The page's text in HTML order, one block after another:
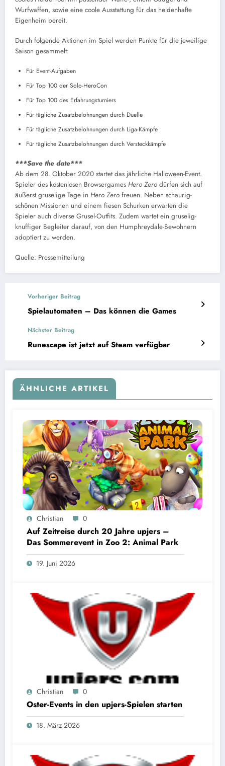
Wurfwaffen, sowie eine coole Ausstattung für das heldenhafte
Eigenheim bereit.
Durch folgende Aktionen im Spiel werden Punkte für die jeweilige
Saison gesammelt:
Für Event-Aufgaben
Für Top 100 der Solo-HeroCon
Für Top 100 des Erfahrungsturniers
Für tägliche Zusatzbelohnungen durch Duelle
Für tägliche Zusatzbelohnungen durch Liga-Kämpfe
Für tägliche Zusatzbelohnungen durch Versteckkämpfe
***Save the date***
Ab dem 28. Oktober 2020 startet das jährliche Halloween-Event.
Spieler des kostenlosen Browsergames Hero Zero dürfen sich auf
äußerst gruselige Tage in Hero Zero freuen. Neben schaurig-
schönen Missionen und einem fiesen Schurken erwarten die
Spieler auch diverse Grusel-Outfits. Zudem wartet ein gruselig-
knuffiger Begleiter darauf, von den Humphreydale-Bewohnern
adoptiert zu werden.
Quelle: Pressemitteilung
Vorheriger Beitrag
Spielautomaten – Das können die Games
Nächster Beitrag
Runescape ist jetzt auf Steam verfügbar
ÄHNLICHE ARTIKEL
Christian 0
Auf Zeitreise durch 20 Jahre upjers –
Das Sommerevent in Zoo 2: Animal Park
19. Juni 2026
Christian 0
Oster-Events in den upjers-Spielen starten
18. März 2026